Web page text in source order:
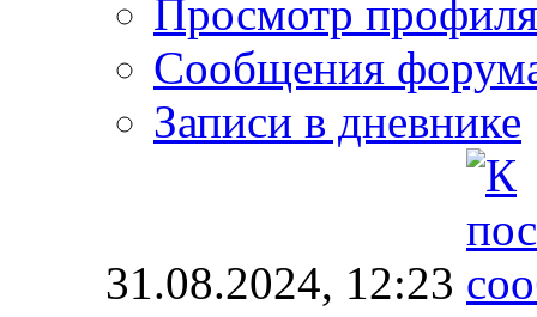
Просмотр профиля
Сообщения
Записи в дневнике
31.08.2024, 12:23